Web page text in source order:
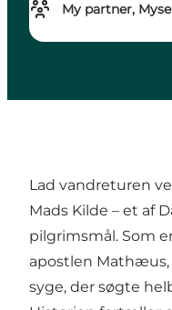
My partner,
Lad vandreturen
Mads Kilde – et af
pilgrimsmål. Som
apostlen
syge, der søgte